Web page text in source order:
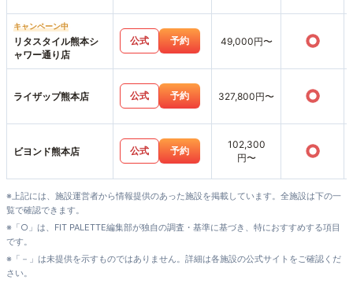
キャンペーン中
リタスタイル熊本シ
ャワー通り店
公式 予約 49,000円〜 ○
ライザップ熊本店 公式 予約 327,800円〜 ○
ビヨンド熊本店 公式 予約
102,300
円〜
○
※上記には、施設運営者から情報提供のあった施設を掲載しています。全施設は下の一
覧で確認できます。
※「○」は、FIT PALETTE編集部が独自の調査・基準に基づき、特におすすめする項目
です。
※「－」は未提供を示すものではありません。詳細は各施設の公式サイトをご確認くだ
さい。